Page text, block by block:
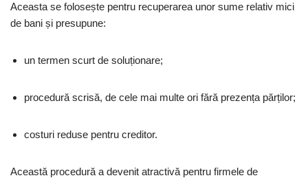
Aceasta se folosește pentru recuperarea unor sume relativ mici
de bani și presupune:
un termen scurt de soluționare;
procedură scrisă, de cele mai multe ori fără prezența părților;
costuri reduse pentru creditor.
Această procedură a devenit atractivă pentru firmele de